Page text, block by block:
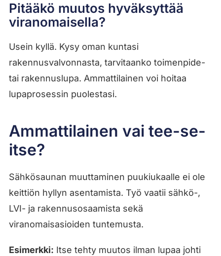
Pitääkö muutos hyväksyttää
viranomaisella?
Usein kyllä. Kysy oman kuntasi
rakennusvalvonnasta, tarvitaanko toimenpide-
tai rakennuslupa. Ammattilainen voi hoitaa
lupaprosessin puolestasi.
Ammattilainen vai tee-se-
itse?
Sähkösaunan muuttaminen puukiukaalle ei ole
keittiön hyllyn asentamista. Työ vaatii sähkö-,
LVI- ja rakennusosaamista sekä
viranomaisasioiden tuntemusta.
Esimerkki: Itse tehty muutos ilman lupaa johti